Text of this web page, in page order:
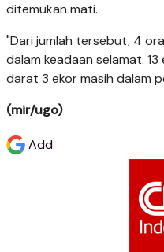
ditemukan mati.
"Dari jumlah tersebut, 4
dalam keadaan selamat.
darat 3 ekor masih dalam
(mir/ugo)
Add